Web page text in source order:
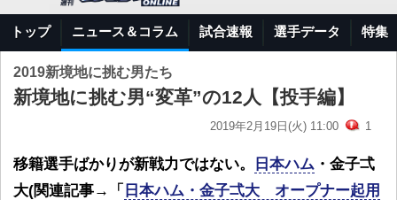
トップ ニュース＆コラム 試合速報 選手データ 特集
2019新境地に挑む男たち
新境地に挑む男“変革”の12人【投手編】
2019年2月19日(火) 11:00 1
移籍選手ばかりが新戦力ではない。 日本ハム ・金子弌
大(関連記事→「 日本ハム・金子弌大 オープナー起用